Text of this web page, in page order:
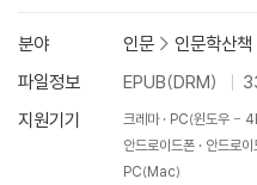
분야 인문 > 인문학산책
파일정보
EPUB(DRM)
지원기기
크레마 PC(윈도우 -
안드로이드폰
안드로
PC(Mac)